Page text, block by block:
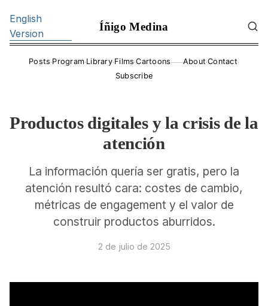
English
Version
Íñigo Medina
Posts·Program·Library·Films·Cartoons——About·Contact·
Subscribe
Productos digitales y la crisis de la
atención
La información quería ser gratis, pero la
atención resultó cara: costes de cambio,
métricas de engagement y el valor de
construir productos aburridos.
2 de julio de 2025